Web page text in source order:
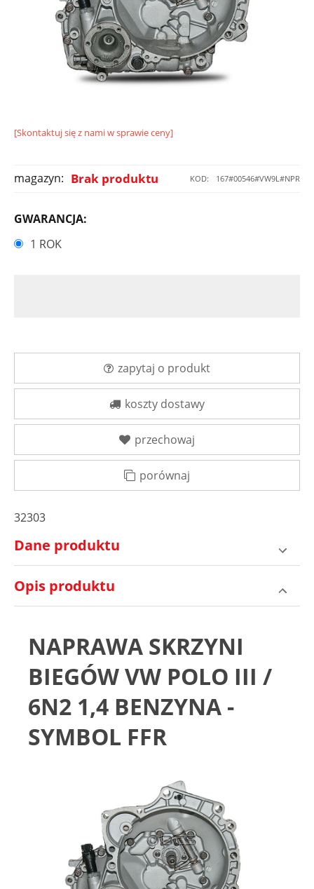
[Skontaktuj się z nami w sprawie ceny]
KOD: 167#00546#VW9L#NPR
magazyn: Brak produktu
GWARANCJA:
1 ROK
zapytaj o produkt
koszty dostawy
przechowaj
porównaj
32303
Dane produktu
Opis produktu
NAPRAWA SKRZYNI
BIEGÓW VW POLO III /
6N2 1,4 BENZYNA -
SYMBOL FFR